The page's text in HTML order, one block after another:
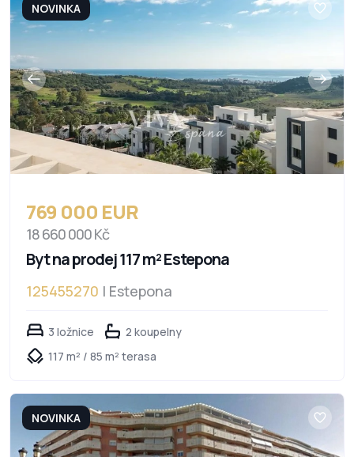
NOVINKA
769 000 EUR
18 660 000 Kč
Byt na prodej 117 m² Estepona
125455270 | Estepona
3 ložnice
2 koupelny
117 m² / 85 m² terasa
NOVINKA